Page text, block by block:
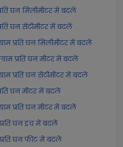
घन मिलीमीटर में बदलें
घन सेंटीमीटर में बदलें
प्रति घन मिलीमीटर में बदलें
प्रति घन मीटर में बदलें
प्रति घन सेंटीमीटर में बदलें
घन मीटर में बदलें
प्रति घन मीटर में बदलें
प्रति घन इंच में बदलें
प्रति घन फीट में बदलें